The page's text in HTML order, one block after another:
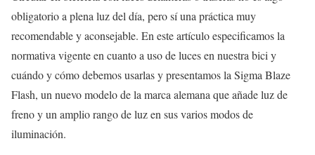
obligatorio a plena luz del día, pero sí una práctica muy
recomendable y aconsejable. En este artículo especificamos la
normativa vigente en cuanto a uso de luces en nuestra bici y
cuándo y cómo debemos usarlas y presentamos la Sigma Blaze
Flash, un nuevo modelo de la marca alemana que añade luz de
freno y un amplio rango de luz en sus varios modos de
iluminación.